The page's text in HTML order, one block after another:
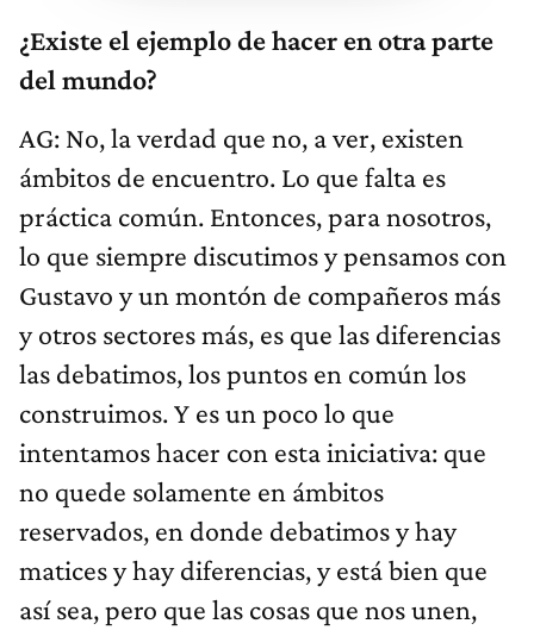
¿Existe el ejemplo de hacer en otra parte
del mundo?
AG: No, la verdad que no, a ver, existen
ámbitos de encuentro. Lo que falta es
práctica común. Entonces, para nosotros,
lo que siempre discutimos y pensamos con
Gustavo y un montón de compañeros más
y otros sectores más, es que las diferencias
las debatimos, los puntos en común los
construimos. Y es un poco lo que
intentamos hacer con esta iniciativa: que
no quede solamente en ámbitos
reservados, en donde debatimos y hay
matices y hay diferencias, y está bien que
así sea, pero que las cosas que nos unen,